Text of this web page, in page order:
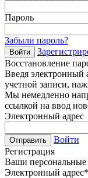
Пароль
Забыли пароль?
Войти
Восстановление
Введя электронный
учетной записи,
Мы немедленно
ссылкой на ввод
Электронный адрес
Отправить
Войти
Регистрация
Ваши
Электронный адрес*